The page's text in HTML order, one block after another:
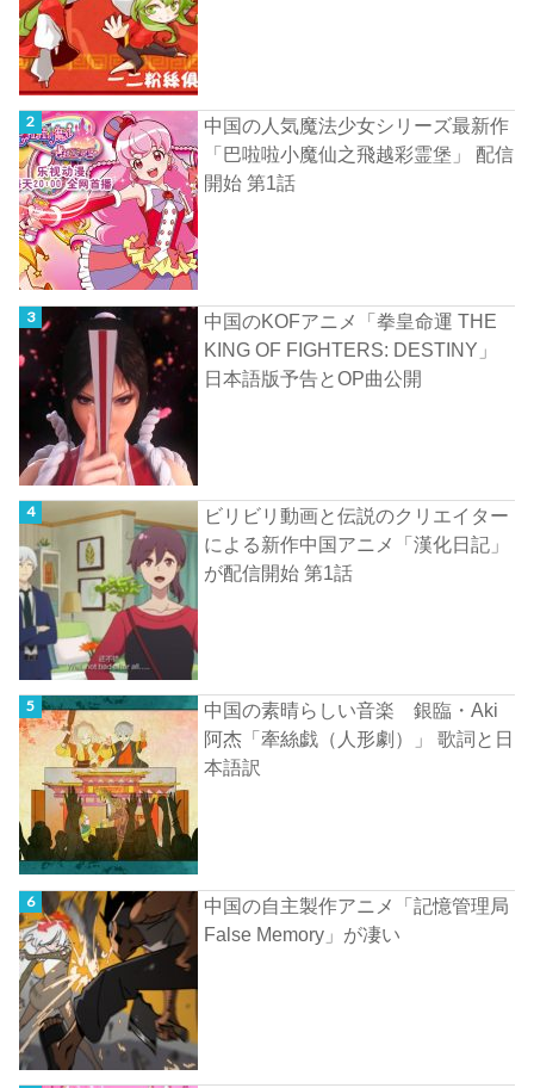
中国の人気魔法少女シリーズ最新作
「巴啦啦小魔仙之飛越彩霊堡」 配信
開始 第1話
中国のKOFアニメ「拳皇命運 THE
KING OF FIGHTERS: DESTINY」
日本語版予告とOP曲公開
ビリビリ動画と伝説のクリエイター
による新作中国アニメ「漢化日記」
が配信開始 第1話
中国の素晴らしい音楽 銀臨・Aki
阿杰「牽絲戯（人形劇）」 歌詞と日
本語訳
中国の自主製作アニメ「記憶管理局
False Memory」が凄い